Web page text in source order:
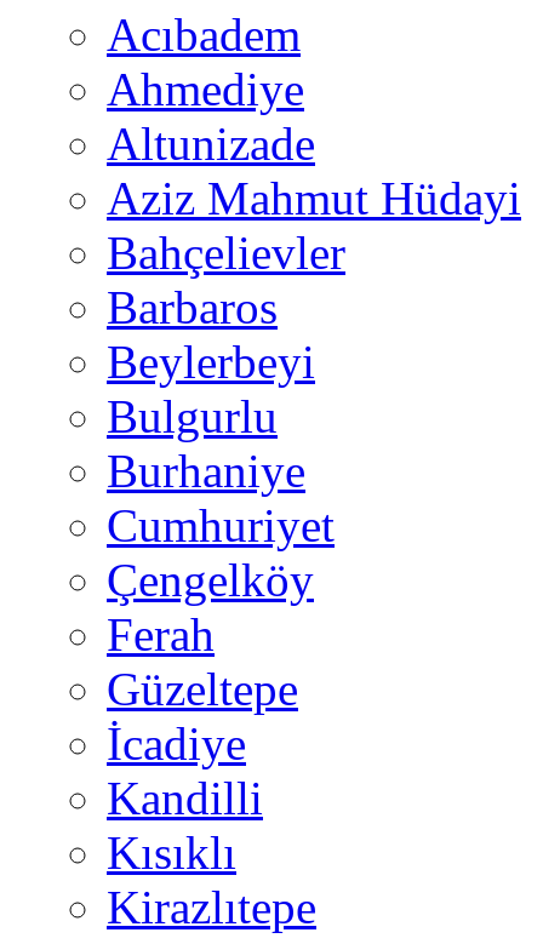
Acıbadem
Ahmediye
Altunizade
Aziz Mahmut Hüdayi
Bahçelievler
Barbaros
Beylerbeyi
Bulgurlu
Burhaniye
Cumhuriyet
Çengelköy
Ferah
Güzeltepe
İcadiye
Kandilli
Kısıklı
Kirazlıtepe